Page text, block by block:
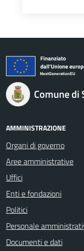
Comune di
AMMINISTRAZIONE
Organi di governo
Aree amministrative
Uffici
Enti e fondazioni
Politici
Personale
Documenti e dati